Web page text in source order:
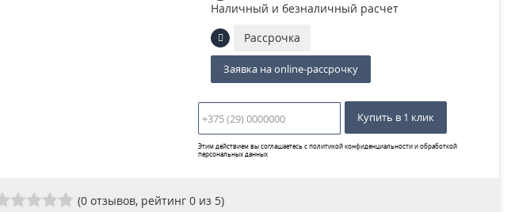
Наличный и безналичный расчет
Рассрочка
Заявка на online-рассрочку
Купить в 1 клик
Этим действием вы соглашаетесь сполитикой конфиденциальности и обработкой
персональных данных
(0 отзывов, рейтинг 0 из 5)